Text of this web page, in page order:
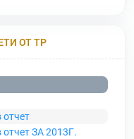
ОТ ТР
ЗА 2013Г.